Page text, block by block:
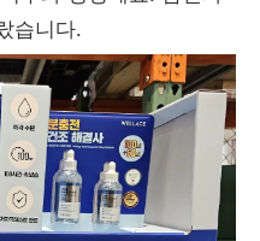
습니다.